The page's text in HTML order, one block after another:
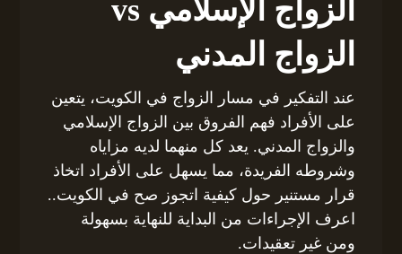
الزواج الإسلامي vs
الزواج المدني
عند التفكير في مسار الزواج في الكويت، يتعين
على الأفراد فهم الفروق بين الزواج الإسلامي
والزواج المدني. يعد كل منهما لديه مزاياه
وشروطه الفريدة، مما يسهل على الأفراد اتخاذ
قرار مستنير حول كيفية اتجوز صح في الكويت..
اعرف الإجراءات من البداية للنهاية بسهولة
ومن غير تعقيدات.